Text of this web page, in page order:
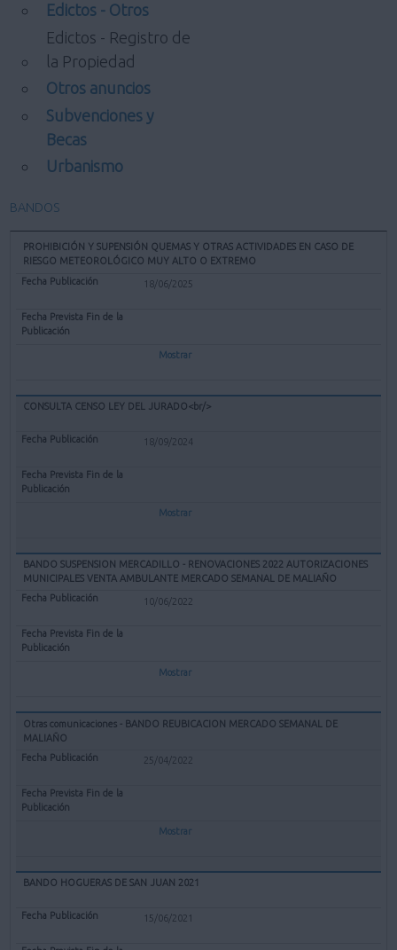
Edictos - Otros
Edictos - Registro de
la Propiedad
Otros anuncios
Subvenciones y
Becas
Urbanismo
BANDOS
PROHIBICIÓN Y SUPENSIÓN QUEMAS Y OTRAS ACTIVIDADES EN CASO DE
RIESGO METEOROLÓGICO MUY ALTO O EXTREMO
18/06/2025
Mostrar
CONSULTA CENSO LEY DEL JURADO<br/>
18/09/2024
Mostrar
BANDO SUSPENSION MERCADILLO - RENOVACIONES 2022 AUTORIZACIONES
MUNICIPALES VENTA AMBULANTE MERCADO SEMANAL DE MALIAÑO
10/06/2022
Mostrar
Otras comunicaciones - BANDO REUBICACION MERCADO SEMANAL DE
MALIAÑO
25/04/2022
Mostrar
BANDO HOGUERAS DE SAN JUAN 2021
15/06/2021